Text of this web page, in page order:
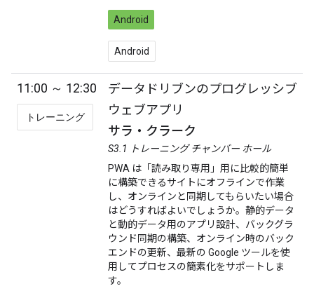
Android
Android
11:00 ～ 12:30
トレーニング
データドリブンのプログレッシブ
ウェブアプリ
サラ・クラーク
S3.1 トレーニング チャンバー ホール
PWA は「読み取り専用」用に比較的簡単
に構築できるサイトにオフラインで作業
し、オンラインと同期してもらいたい場合
はどうすればよいでしょうか。静的データ
と動的データ用のアプリ設計、バックグラ
ウンド同期の構築、オンライン時のバック
エンドの更新、最新の Google ツールを使
用してプロセスの簡素化をサポートしま
す。